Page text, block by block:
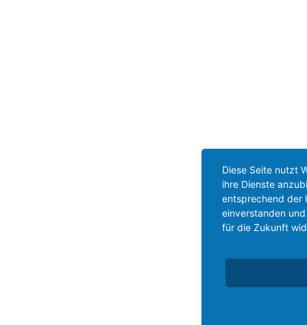
Diese Seite nutzt
ihre Dienste
entsprechend der
einverstanden
für die Zukunft